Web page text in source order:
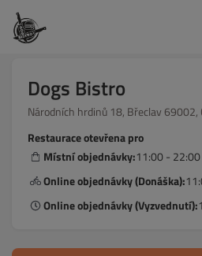
Dogs Bistro
Národních hrdinů 18, Břeclav 69002,
Restaurace otevřena pro
Místní objednávky:11:00 - 22:00
Online objednávky (Donáška):
Online objednávky (Vyzvednutí):